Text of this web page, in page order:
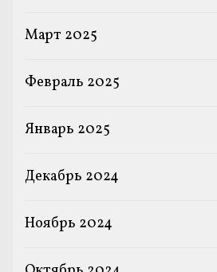
Март 2025
Февраль 2025
Январь 2025
Декабрь 2024
Ноябрь 2024